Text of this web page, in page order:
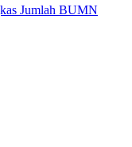
Jumlah BUMN